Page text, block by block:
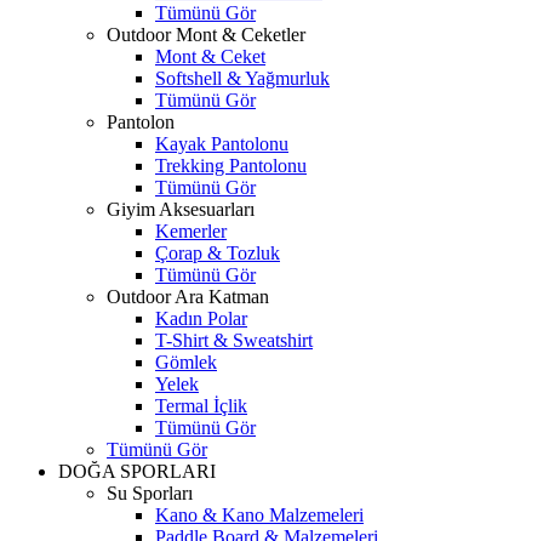
Tümünü Gör
Outdoor Mont & Ceketler
Mont & Ceket
Softshell & Yağmurluk
Tümünü Gör
Pantolon
Kayak Pantolonu
Trekking Pantolonu
Tümünü Gör
Giyim Aksesuarları
Kemerler
Çorap & Tozluk
Tümünü Gör
Outdoor Ara Katman
Kadın Polar
T-Shirt & Sweatshirt
Gömlek
Yelek
Termal İçlik
Tümünü Gör
Tümünü Gör
DOĞA SPORLARI
Su Sporları
Kano & Kano Malzemeleri
Paddle Board & Malzemeleri